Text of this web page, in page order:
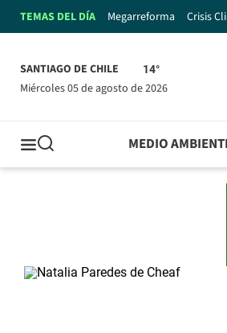
TEMAS DEL DÍA Megarreforma Crisis
SANTIAGO DE CHILE 14°
miércoles 05 de agosto de 2026
MEDIO